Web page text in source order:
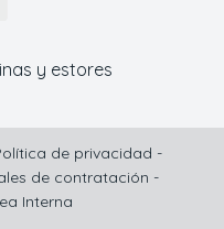
y estores
de privacidad -
de contratación -
Interna